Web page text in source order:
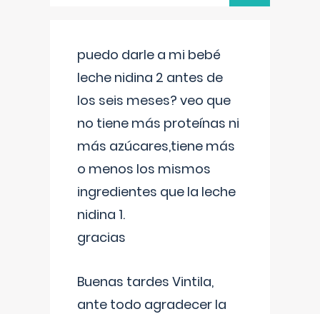
puedo darle a mi bebé
leche nidina 2 antes de
los seis meses? veo que
no tiene más proteínas ni
más azúcares,tiene más
o menos los mismos
ingredientes que la leche
nidina 1.
gracias
Buenas tardes Vintila,
ante todo agradecer la